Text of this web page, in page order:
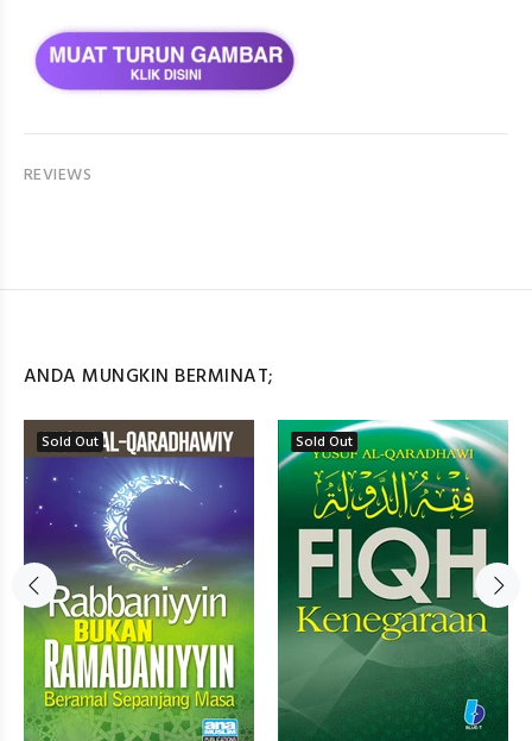
REVIEWS
ANDA MUNGKIN BERMINAT;
Sold Out Sold Out